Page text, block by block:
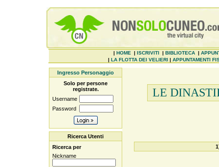
| HOME | ISCRIVITI| BIBLIOTECA|
| LA FLOTTA DEI VELIERI | APPUNTAMENTI
Ingresso Personaggio
Solo per persone
registrate.
Username
Password
Ricerca Utenti
Ricerca per
Nickname
LE